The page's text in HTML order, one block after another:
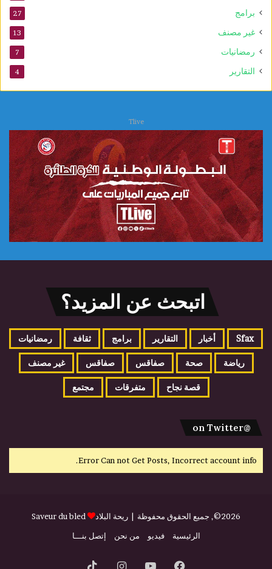
برامج 27
غير مصنف 13
رمضانيات 7
التقارير 4
Tlive
اتبحث عن المزيد؟
Sfax أخبار التقارير برامج ثقافة رمضانيات
رياضة صحة صفاقس صفاقس غير مصنف
قصة نجاح متفرقات مجتمع
@on Twitter
Error Can not Get Posts, Incorrect account info.
2026©, جميع الحقوق محفوظة | ريحة البلاد
Saveur du bled
الرئيسية
فيديو من نحن إتصل بنـــا
فيسبوك يوتيوب انستقرام